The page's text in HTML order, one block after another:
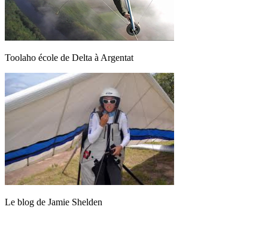
Toolaho école de Delta à Argentat
Le blog de Jamie Shelden